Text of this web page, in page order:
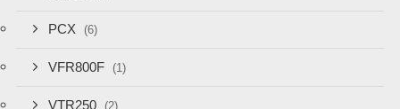
PCX (6)
VFR800F (1)
VTR250 (2)